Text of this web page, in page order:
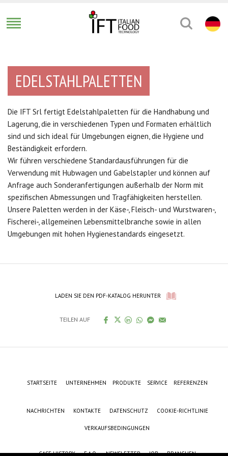
EDELSTAHLPALETTEN
Die IFT Srl fertigt Edelstahlpaletten für die Handhabung und
Lagerung, die in verschiedenen Typen und Formaten erhältlich
sind und sich ideal für Umgebungen eignen, die Hygiene und
Beständigkeit erfordern.
Wir führen verschiedene Standardausführungen für die
Verwendung mit Hubwagen und Gabelstapler und können auf
Anfrage auch Sonderanfertigungen außerhalb der Norm mit
spezifischen Abmessungen und Tragfähigkeiten herstellen.
Unsere Paletten werden in der Käse-, Fleisch- und Wurstwaren-,
Fischerei-, allgemeinen Lebensmittelbranche sowie in allen
Umgebungen mit hohen Hygienestandards eingesetzt.
LADEN SIE DEN PDF-KATALOG HERUNTER
TEILEN AUF
STARTSEITE UNTERNEHMEN PRODUKTE SERVICE REFERENZEN
NACHRICHTEN KONTAKTE DATENSCHUTZ COOKIE-RICHTLINIE
VERKAUFSBEDINGUNGEN
CASE HISTORY F.A.Q. NEWSLETTER JOB BRANCHEN